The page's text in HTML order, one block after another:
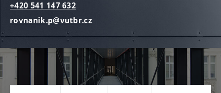
+420 541 147632
rovnanik.p@vutbr.cz